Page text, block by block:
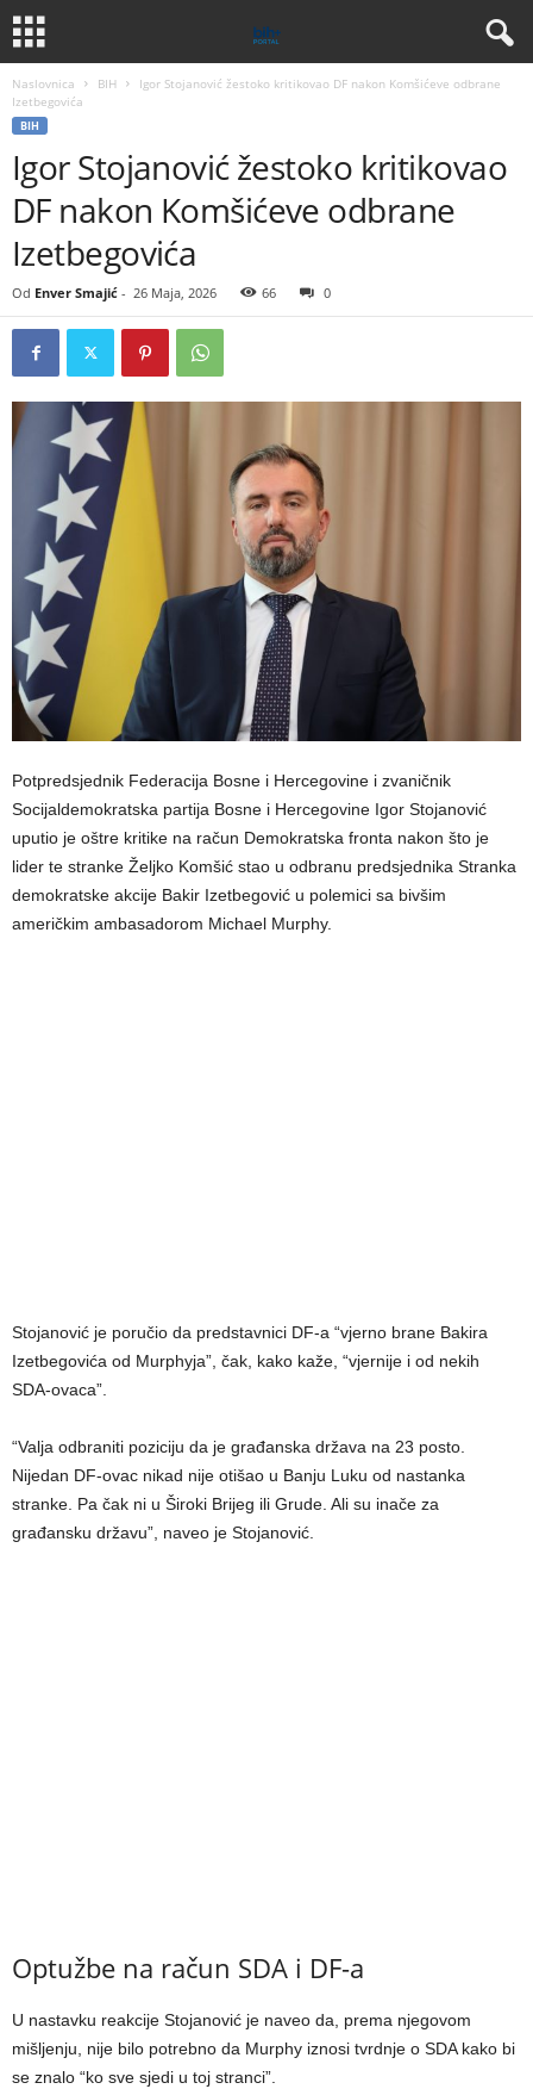
Naslovnica BIH
Igor Stojanović žestoko kritikovao DF nakon Komšićeve odbrane
Izetbegovića
BIH
Igor Stojanović žestoko kritikovao
DF nakon Komšićeve odbrane
Izetbegovića
Od Enver Smajić - 26 Maja, 2026 66 0
Potpredsjednik Federacija Bosne i Hercegovine i zvaničnik
Socijaldemokratska partija Bosne i Hercegovine Igor Stojanović
uputio je oštre kritike na račun Demokratska fronta nakon što je
lider te stranke Željko Komšić stao u odbranu predsjednika Stranka
demokratske akcije Bakir Izetbegović u polemici sa bivšim
američkim ambasadorom Michael Murphy.
Stojanović je poručio da predstavnici DF-a “vjerno brane Bakira
Izetbegovića od Murphyja”, čak, kako kaže, “vjernije i od nekih
SDA-ovaca”.
“Valja odbraniti poziciju da je građanska država na 23 posto.
Nijedan DF-ovac nikad nije otišao u Banju Luku od nastanka
stranke. Pa čak ni u Široki Brijeg ili Grude. Ali su inače za
građansku državu”, naveo je Stojanović.
Optužbe na račun SDA i DF-a
U nastavku reakcije Stojanović je naveo da, prema njegovom
mišljenju, nije bilo potrebno da Murphy iznosi tvrdnje o SDA kako bi
se znalo “ko sve sjedi u toj stranci”.